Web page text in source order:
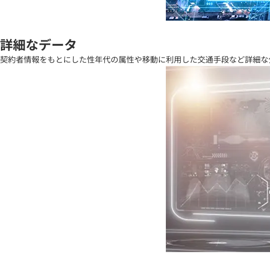
詳細なデータ
契約者情報をもとにした性年代の属性や移動に利用した交通手段など詳細